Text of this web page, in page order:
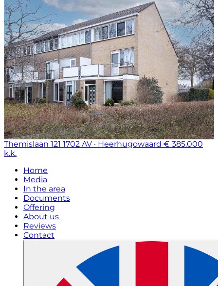
Themislaan 121 1702 AV · Heerhugowaard € 385.000
k.k.
Home
Media
In the area
Documents
Offering
About us
Reviews
Contact